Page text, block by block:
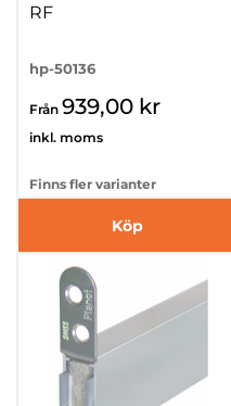
RF
hp-50136
Från 939,00 kr
inkl. moms
Finns fler varianter
Köp